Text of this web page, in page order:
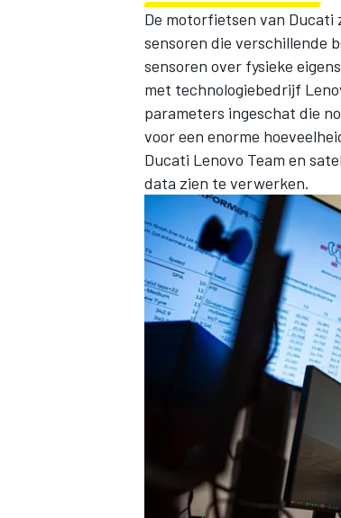
De motorfietsen van
sensoren die verschillende
sensoren over fysieke
met technologiebedrijf
parameters ingeschat die
voor een enorme
Ducati Lenovo Team en
data zien te verwerken.